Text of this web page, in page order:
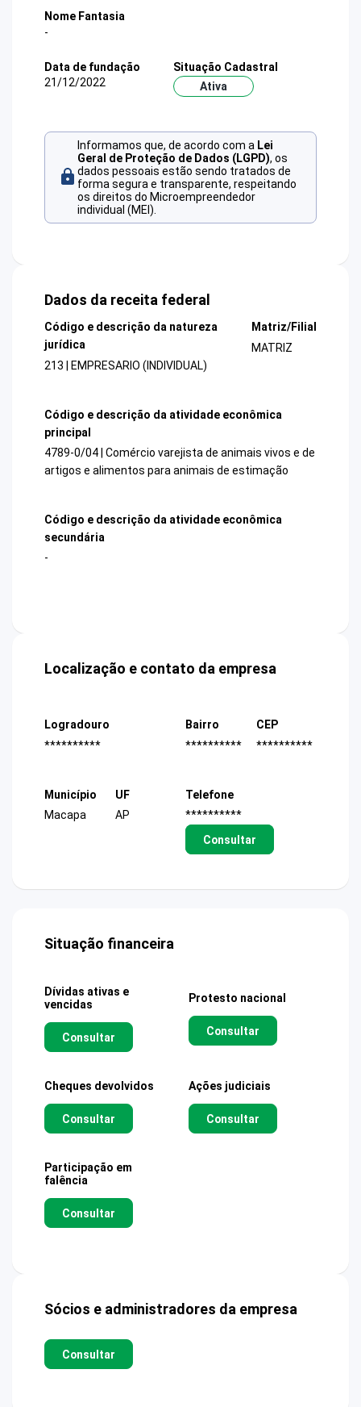
Nome Fantasia
-
Data de fundação
21/12/2022
Situação Cadastral
Ativa
Informamos que, de acordo com a Lei
Geral de Proteção de Dados (LGPD), os
dados pessoais estão sendo tratados de
forma segura e transparente, respeitando
os direitos do Microempreendedor
individual (MEI).
Dados da receita federal
Código e descrição da natureza
jurídica
213 | EMPRESARIO (INDIVIDUAL)
Matriz/Filial
MATRIZ
Código e descrição da atividade econômica
principal
4789-0/04 | Comércio varejista de animais vivos e de
artigos e alimentos para animais de estimação
Código e descrição da atividade econômica
secundária
-
Localização e contato da empresa
Logradouro
**********
Bairro
**********
CEP
**********
Município
Macapa
UF
AP
Telefone
**********
Consultar
Situação financeira
Dívidas ativas e
vencidas
Consultar
Protesto nacional
Consultar
Cheques devolvidos
Consultar
Ações judiciais
Consultar
Participação em
falência
Consultar
Sócios e administradores da empresa
Consultar